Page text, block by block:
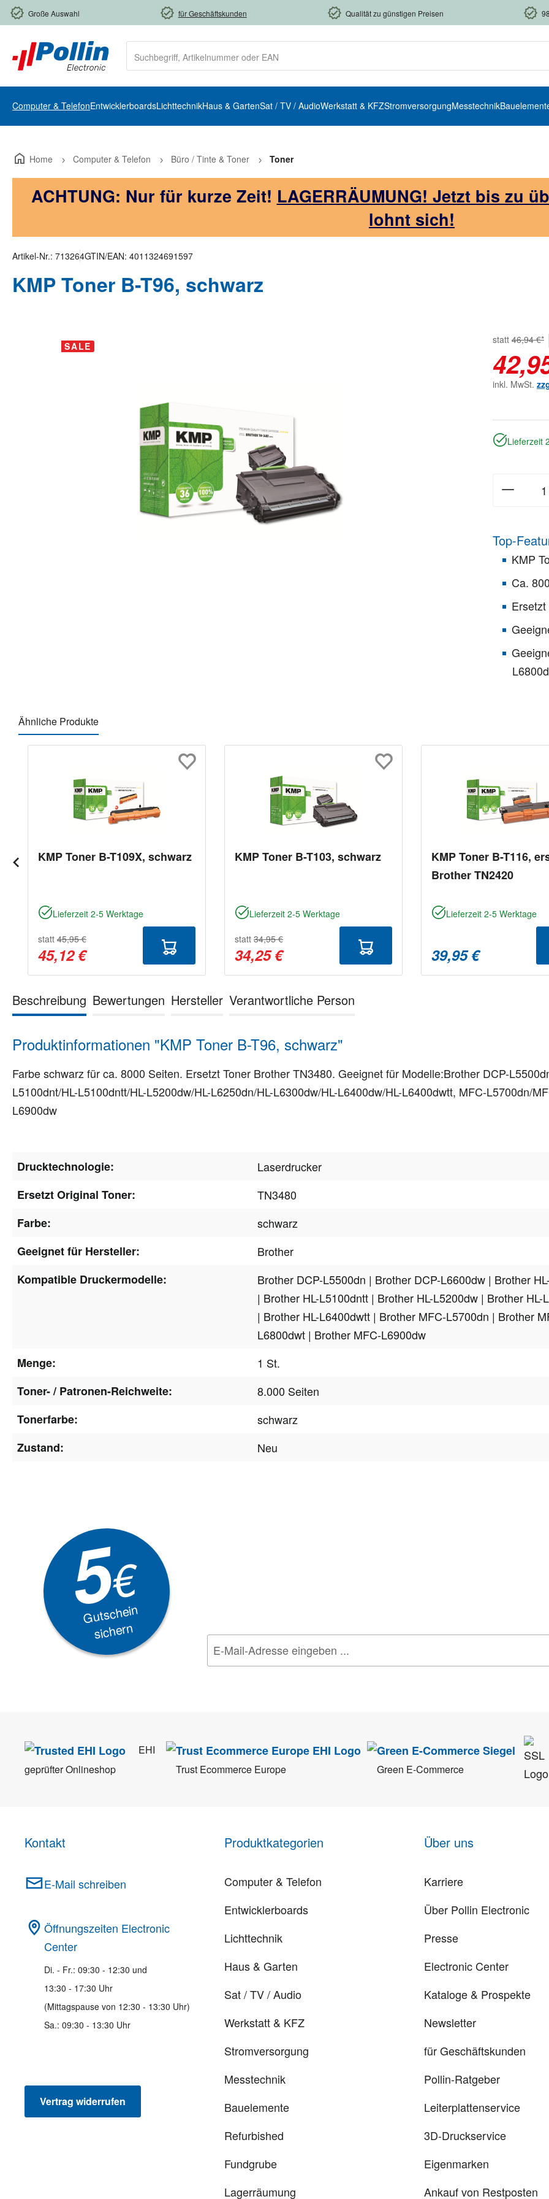
Hauptinhalt springen
Zur Suche springen
Zur Hauptnavigation springen
Große Auswahl für Geschäftskunden Qualität zu günstigen Preisen
Computer & TelefonEntwicklerboardsLichttechnikHaus & GartenSat / TV / AudioWerkstatt & KFZStromversorgungMesstechnik
Home Computer & Telefon Büro / Tinte & Toner Toner
ACHTUNG: Nur für kurze Zeit! LAGERRÄUMUNG! Jetzt bis zu
lohnt sich!
Artikel-Nr.: 713264GTIN/EAN: 4011324691597
KMP Toner B-T96, schwarz
Bildergalerie überspringen
SALE
statt 46,94 €*
inkl. MwSt.
Lieferzeit
Top-
KMP
Ca.
Ähnliche Produkte
KMP Toner B-T109X, schwarz
Lieferzeit 2-5 Werktage
statt 45,95 €
45,12 €
KMP Toner B-T103, schwarz
Lieferzeit 2-5 Werktage
statt 34,95 €
34,25 €
KMP Toner B-T116,
Brother TN2420
Lieferzeit 2-5 Werktage
39,95 €
Beschreibung Bewertungen Hersteller Verantwortliche Person
Produktinformationen "KMP Toner B-T96, schwarz"
Farbe schwarz für ca. 8000 Seiten. Ersetzt Toner Brother TN3480. Geeignet für Modelle:Brother DCP-
L5100dnt/HL-L5100dntt/HL-L5200dw/HL-L6250dn/HL-L6300dw/HL-L6400dw/HL-L6400dwtt, MFC-L5700dn/
L6900dw
Drucktechnologie:
Laserdrucker
Ersetzt Original Toner:
TN3480
Farbe:
schwarz
Geeignet für Hersteller:
Brother
Kompatible Druckermodelle:
Brother DCP-L5500dn | Brother DCP-L6600dw | Brother
| Brother HL-L5100dntt | Brother HL-L5200dw | Brother HL-
| Brother HL-L6400dwtt | Brother MFC-L5700dn | Brother
L6800dwt | Brother MFC-L6900dw
Menge:
1 St.
Toner- / Patronen-Reichweite:
8.000 Seiten
Tonerfarbe:
schwarz
Zustand:
Neu
5€
Gutschein
sichern
EHI
geprüfter Onlineshop
Trust Ecommerce Europe Green E-Commerce
Kontakt
E-Mail schreiben
Öffnungszeiten Electronic
Center
Di. - Fr.: 09:30 - 12:30 und
13:30 - 17:30 Uhr
(Mittagspause von 12:30 - 13:30 Uhr)
Sa.: 09:30 - 13:30 Uhr
Vertrag widerrufen
Produktkategorien
Computer & Telefon
Entwicklerboards
Lichttechnik
Haus & Garten
Sat / TV / Audio
Werkstatt & KFZ
Stromversorgung
Messtechnik
Bauelemente
Refurbished
Fundgrube
Lagerräumung
Über uns
Karriere
Über Pollin Electronic
Presse
Electronic Center
Kataloge & Prospekte
Newsletter
für Geschäftskunden
Pollin-Ratgeber
Leiterplattenservice
3D-Druckservice
Eigenmarken
Ankauf von Restposten